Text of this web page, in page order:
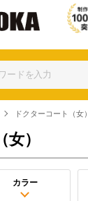
ドクターコート（女）
）
カラー